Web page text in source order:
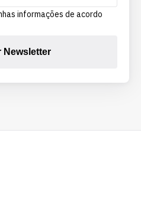
informações de acordo
Newsletter